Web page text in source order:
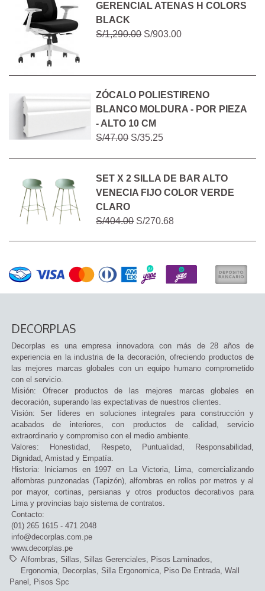
GERENCIAL ATENAS H COLORS
BLACK
S/1,290.00S/903.00
ZÓCALO POLIESTIRENO
BLANCO MOLDURA - POR PIEZA
- ALTO 10 CM
S/47.00S/35.25
SET X 2 SILLA DE BAR ALTO
VENECIA FIJO COLOR VERDE
CLARO
S/404.00S/270.68
DECORPLAS
Decorplas es una empresa innovadora con más de 28 años de
experiencia en la industria de la decoración, ofreciendo productos de
las mejores marcas globales con un equipo humano comprometido
con el servicio.
Misión: Ofrecer productos de las mejores marcas globales en
decoración, superando las expectativas de nuestros clientes.
Visión: Ser líderes en soluciones integrales para construcción y
acabados de interiores, con productos de calidad, servicio
extraordinario y compromiso con el medio ambiente.
Valores: Honestidad, Respeto, Puntualidad, Responsabilidad,
Dignidad, Amistad y Empatía.
Historia: Iniciamos en 1997 en La Victoria, Lima, comercializando
alfombras punzonadas (Tapizón), alfombras en rollos por metros y al
por mayor, cortinas, persianas y otros productos decorativos para
Lima y provincias bajo sistema de contratos.
Contacto:
(01) 265 1615 - 471 2048
info@decorplas.com.pe
www.decorplas.pe
Alfombras
Sillas Sillas Gerenciales
Pisos Laminados
Ergonomia
Decorplas Silla Ergonomica Piso De Entrada Wall
Panel
Pisos Spc